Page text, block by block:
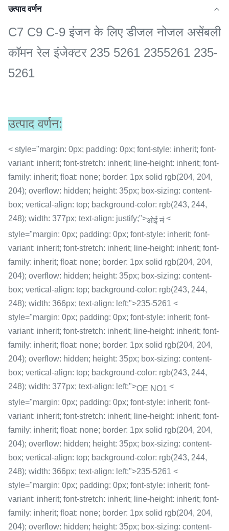
उत्पाद वर्णन
C7 C9 C-9 इंजन के लिए डीजल नोजल असेंबली
कॉमन रेल इंजेक्टर 235 5261 2355261 235-
5261
उत्पाद वर्णन:
< style="margin: 0px; padding: 0px; font-style: inherit; font-
variant: inherit; font-stretch: inherit; line-height: inherit; font-
family: inherit; float: none; border: 1px solid rgb(204, 204,
204); overflow: hidden; height: 35px; box-sizing: content-
box; vertical-align: top; background-color: rgb(243, 244,
248); width: 377px; text-align: justify;">ओई नं<
style="margin: 0px; padding: 0px; font-style: inherit; font-
variant: inherit; font-stretch: inherit; line-height: inherit; font-
family: inherit; float: none; border: 1px solid rgb(204, 204,
204); overflow: hidden; height: 35px; box-sizing: content-
box; vertical-align: top; background-color: rgb(243, 244,
248); width: 366px; text-align: left;">235-5261 <
style="margin: 0px; padding: 0px; font-style: inherit; font-
variant: inherit; font-stretch: inherit; line-height: inherit; font-
family: inherit; float: none; border: 1px solid rgb(204, 204,
204); overflow: hidden; height: 35px; box-sizing: content-
box; vertical-align: top; background-color: rgb(243, 244,
248); width: 377px; text-align: left;">OE NO1 <
style="margin: 0px; padding: 0px; font-style: inherit; font-
variant: inherit; font-stretch: inherit; line-height: inherit; font-
family: inherit; float: none; border: 1px solid rgb(204, 204,
204); overflow: hidden; height: 35px; box-sizing: content-
box; vertical-align: top; background-color: rgb(243, 244,
248); width: 366px; text-align: left;">235-5261 <
style="margin: 0px; padding: 0px; font-style: inherit; font-
variant: inherit; font-stretch: inherit; line-height: inherit; font-
family: inherit; float: none; border: 1px solid rgb(204, 204,
204); overflow: hidden; height: 35px; box-sizing: content-